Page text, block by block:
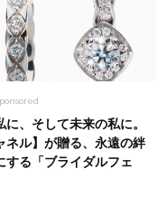
に、そして未来の私に。
ネル】が贈る、永遠の絆
する「ブライダルフェ